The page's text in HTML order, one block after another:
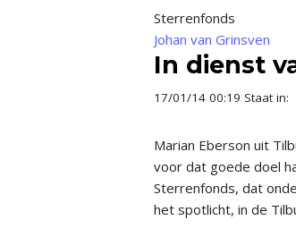
Sterrenfonds
Johan van Grinsven
In dienst
17/01/14 00:19 Staat in:
Marian Eberson uit
voor dat goede doel
Sterrenfonds, dat
het spotlicht, in de